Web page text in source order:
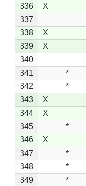
336 X
337
338
X
339
X
340
341
*
342
*
343
X
344
X
345
*
346
X
347
*
348
*
349
*